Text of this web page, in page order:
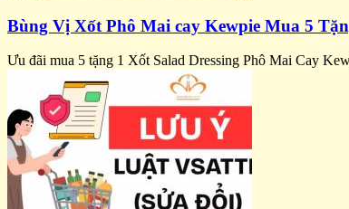
Bùng Vị Xốt Phô Mai cay Kewpie Mua 5
Ưu đãi mua 5 tặng 1 Xốt Salad Dressing Phô Mai Cay